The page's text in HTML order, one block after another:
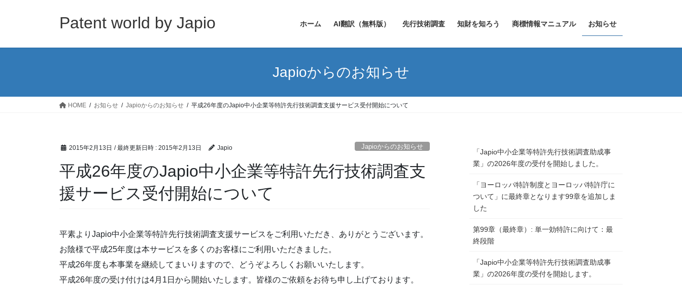
Patent world by Japio ホーム AI翻訳（無料版） 先行技術調査 知財を知ろう 商標情報マニュアル お知らせ
Japioからのお知らせ
HOME お知らせ Japioからのお知らせ 平成26年度のJapio中小企業等特許先行技術調査支援サービス受付開始について
2015年2月13日 / 最終更新日時 : 2015年2月13日 Japio Japioからのお知らせ
平成26年度のJapio中小企業等特許先行技術調査支
援サービス受付開始について
平素よりJapio中小企業等特許先行技術調査支援サービスをご利用いただき、ありがとうございます。
お陰様で平成25年度は本サービスを多くのお客様にご利用いただきました。
平成26年度も本事業を継続してまいりますので、どうぞよろしくお願いいたします。
平成26年度の受け付けは4月1日から開始いたします。皆様のご依頼をお待ち申し上げております。
「Japio中小企業等特許先行技術調査助成事
業」の2026年度の受付を開始しました。
「ヨーロッパ特許制度とヨーロッパ特許庁に
ついて」に最終章となります99章を追加しま
した
第99章（最終章）: 単一効特許に向けて：最
終段階
「Japio中小企業等特許先行技術調査助成事
業」の2026年度の受付を開始します。